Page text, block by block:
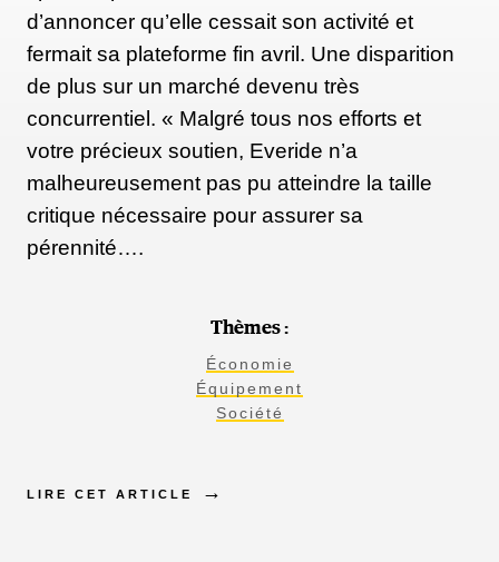
d’annoncer qu’elle cessait son activité et
fermait sa plateforme fin avril. Une disparition
de plus sur un marché devenu très
concurrentiel. « Malgré tous nos efforts et
votre précieux soutien, Everide n’a
malheureusement pas pu atteindre la taille
critique nécessaire pour assurer sa
pérennité….
Thèmes :
Économie
Équipement
Société
LIRE CET ARTICLE